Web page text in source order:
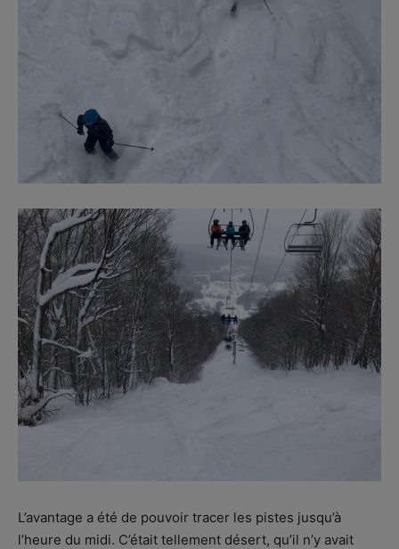
L’avantage a été de pouvoir tracer les pistes jusqu’à
l’heure du midi. C’était tellement désert, qu’il n’y avait